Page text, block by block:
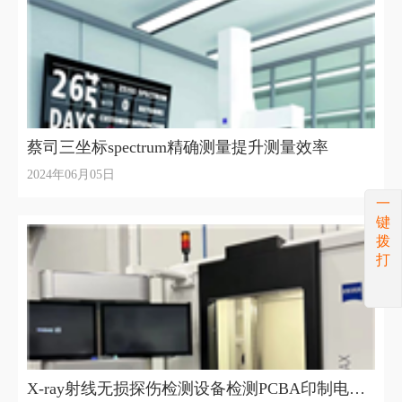
蔡司三坐标spectrum精确测量提升测量效率
2024年06月05日
X-ray射线无损探伤检测设备检测PCBA印制电路板
一
键
拨
打